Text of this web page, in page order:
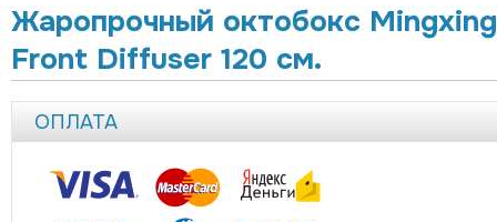
Жаропрочный октобокс Mingxing
Front Diffuser 120 см.
ОПЛАТА